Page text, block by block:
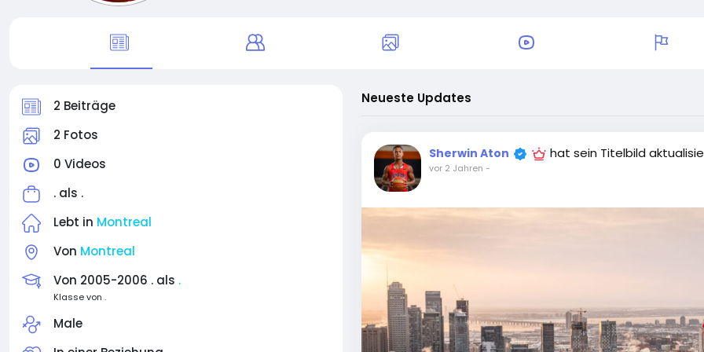
2 Beiträge
2 Fotos
0 Videos
. als .
Lebt in Montreal
Von Montreal
Von 2005-2006 . als .
Klasse von .
Male
Neueste Updates
Sherwin Aton hat sein Titelbild
vor 2 Jahren -